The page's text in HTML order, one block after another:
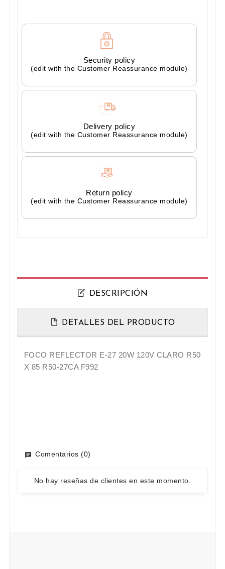
Security policy
(edit with the Customer Reassurance module)
Delivery policy
(edit with the Customer Reassurance module)
Return policy
(edit with the Customer Reassurance module)
DESCRIPCIÓN
DETALLES DEL PRODUCTO
FOCO REFLECTOR E-27 20W 120V CLARO R50
X 85 R50-27CA F992
Comentarios (0)
No hay reseñas de clientes en este momento.